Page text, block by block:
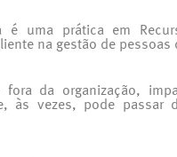
é uma prática em
na gestão de pessoas
da organização,
às vezes, pode passar